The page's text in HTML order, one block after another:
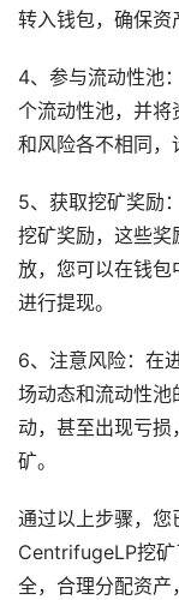
转入钱包，确保资
4、参与流动性池
个流动性池，并将
和风险各不相同，
5、获取挖矿奖励
挖矿奖励，这些
放，您可以在钱包
进行提现。
6、注意风险：在
场动态和流动性池
动，甚至出现亏损
矿。
通过以上步骤，您
CentrifugeLP挖矿
全，合理分配资产